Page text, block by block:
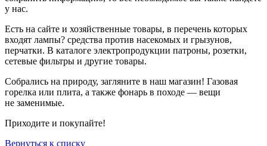
у нас.
Есть на сайте и хозяйственные товары, в перечень которых
входят лампы? средства против насекомых и грызунов,
перчатки. В каталоге электропродукции патроны, розетки,
сетевые фильтры и другие товары.
Собрались на природу, загляните в наш магазин! Газовая
горелка или плита, а также фонарь в походе — вещи
не заменимые.
Приходите и покупайте!
Вернуться к списку